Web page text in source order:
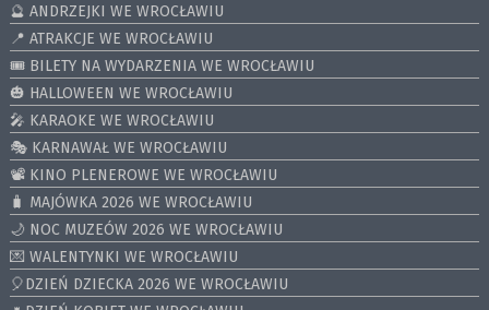
🔮 ANDRZEJKI WE WROCŁAWIU
📍 ATRAKCJE WE WROCŁAWIU
🎟️ BILETY NA WYDARZENIA WE WROCŁAWIU
🎃 HALLOWEEN WE WROCŁAWIU
🎤 KARAOKE WE WROCŁAWIU
🎭 KARNAWAŁ WE WROCŁAWIU
📽️ KINO PLENEROWE WE WROCŁAWIU
🧳 MAJÓWKA 2026 WE WROCŁAWIU
🌙 NOC MUZEÓW 2026 WE WROCŁAWIU
💌 WALENTYNKI WE WROCŁAWIU
🎈DZIEŃ DZIECKA 2026 WE WROCŁAWIU